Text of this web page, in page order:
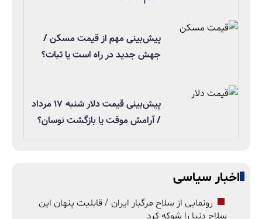
پیش‌بینی مهم از قیمت مسکن /
جهش جدید در راه است یا ثبات؟
پیش‌بینی قیمت دلار شنبه ۱۷ مرداد
/ آرامش موقت یا بازگشت نوسان؟
اخبار سیاسی
رونمایی از سلاح مرگبار ایران / قابلیت پنهان این
سلاح دنیا را شوکه کرد